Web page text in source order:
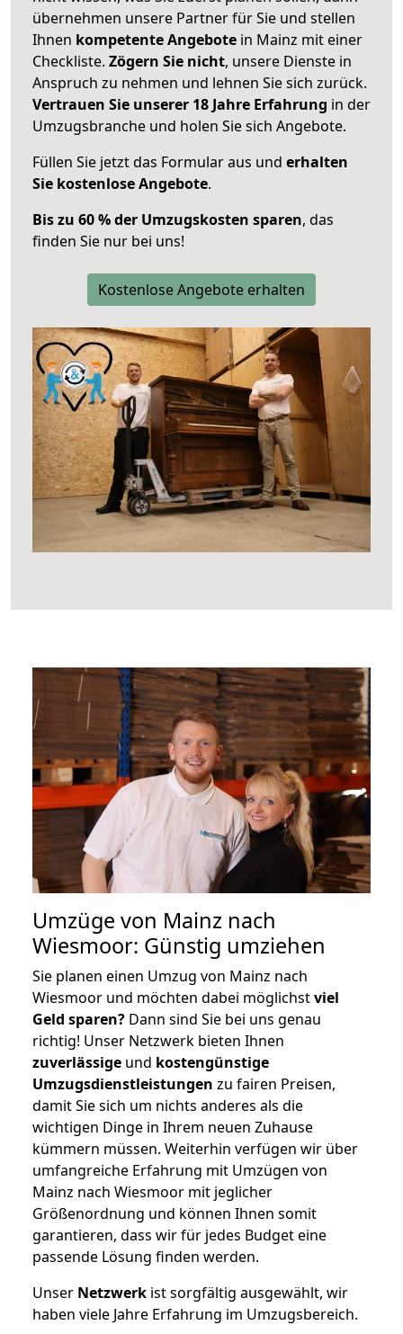
übernehmen unsere Partner für Sie und stellen
Ihnen kompetente Angebote in Mainz mit einer
Checkliste. Zögern Sie nicht, unsere Dienste in
Anspruch zu nehmen und lehnen Sie sich zurück.
Vertrauen Sie unserer 18 Jahre Erfahrung in der
Umzugsbranche und holen Sie sich Angebote.
Füllen Sie jetzt das Formular aus und erhalten
Sie kostenlose Angebote.
Bis zu 60 % der Umzugskosten sparen, das
finden Sie nur bei uns!
Kostenlose Angebote erhalten
Umzüge von Mainz nach
Wiesmoor: Günstig umziehen
Sie planen einen Umzug von Mainz nach
Wiesmoor und möchten dabei möglichstviel
Geld sparen? Dann sind Sie bei uns genau
richtig! Unser Netzwerk bieten Ihnen
zuverlässige und kostengünstige
Umzugsdienstleistungen zu fairen Preisen,
damit Sie sich um nichts anderes als die
wichtigen Dinge in Ihrem neuen Zuhause
kümmern müssen. Weiterhin verfügen wir über
umfangreiche Erfahrung mit Umzügen von
Mainz nach Wiesmoor mit jeglicher
Größenordnung und können Ihnen somit
garantieren, dass wir für jedes Budget eine
passende Lösung finden werden.
Unser Netzwerk ist sorgfältig ausgewählt, wir
haben viele Jahre Erfahrung im Umzugsbereich.